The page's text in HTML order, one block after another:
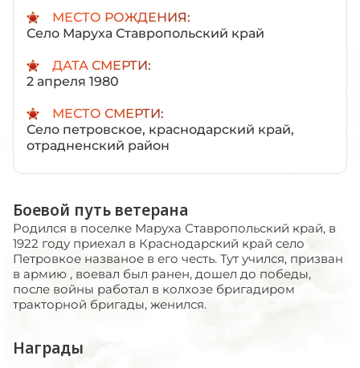
МЕСТО РОЖДЕНИЯ:
Село Маруха Ставропольский край
ДАТА СМЕРТИ:
2 апреля 1980
МЕСТО СМЕРТИ:
Село петровское, краснодарский край,
отрадненский район
Боевой путь ветерана
Родился в поселке Маруха Ставропольский край, в
1922 году приехал в Краснодарский край село
Петровкое названое в его честь. Тут учился, призван
в армию , воевал был ранен, дошел до победы,
после войны работал в колхозе бригадиром
тракторной бригады, женился.
Награды